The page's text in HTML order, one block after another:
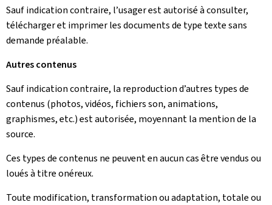
Sauf indication contraire, l’usager est autorisé à consulter,
télécharger et imprimer les documents de type texte sans
demande préalable.
Autres contenus
Sauf indication contraire, la reproduction d’autres types de
contenus (photos, vidéos, fichiers son, animations,
graphismes, etc.) est autorisée, moyennant la mention de la
source.
Ces types de contenus ne peuvent en aucun cas être vendus ou
loués à titre onéreux.
Toute modification, transformation ou adaptation, totale ou